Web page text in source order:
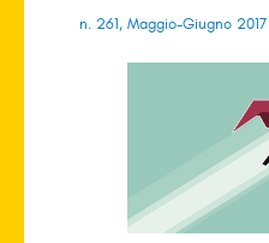
n. 261, Maggio-Giugno 2017